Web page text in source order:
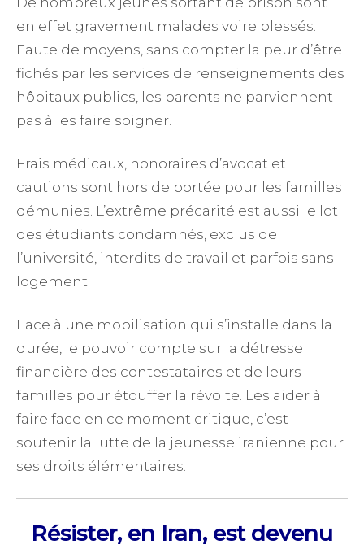
en effet gravement malades voire blessés.
Faute de moyens, sans compter la peur d’être
fichés par les services de renseignements des
hôpitaux publics, les parents ne parviennent
pas à les faire soigner.
Frais médicaux, honoraires d’avocat et
cautions sont hors de portée pour les familles
démunies. L’extrême précarité est aussi le lot
des étudiants condamnés, exclus de
l’université, interdits de travail et parfois sans
logement.
Face à une mobilisation qui s’installe dans la
durée, le pouvoir compte sur la détresse
financière des contestataires et de leurs
familles pour étouffer la révolte. Les aider à
faire face en ce moment critique, c’est
soutenir la lutte de la jeunesse iranienne pour
ses droits élémentaires.
Résister, en Iran, est devenu